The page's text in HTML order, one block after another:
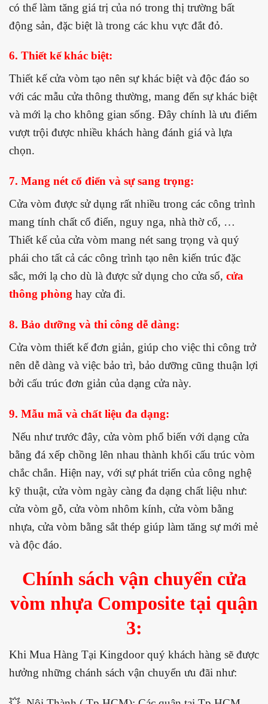
có thể làm tăng giá trị của nó trong thị trường bất
động sản, đặc biệt là trong các khu vực đắt đỏ.
6. Thiết kế khác biệt:
Thiết kế cửa vòm tạo nên sự khác biệt và độc đáo so
với các mẫu cửa thông thường, mang đến sự khác biệt
và mới lạ cho không gian sống. Đây chính là ưu điểm
vượt trội được nhiều khách hàng đánh giá và lựa
chọn.
7. Mang nét cổ điển và sự sang trọng:
Cửa vòm được sử dụng rất nhiều trong các công trình
mang tính chất cổ điển, nguy nga, nhà thờ cổ, …
Thiết kế của cửa vòm mang nét sang trọng và quý
phái cho tất cả các công trình tạo nên kiến trúc đặc
sắc, mới lạ cho dù là được sử dụng cho cửa sổ, cửa
thông phòng hay cửa đi.
8. Bảo dưỡng và thi công dễ dàng:
Cửa vòm thiết kế đơn giản, giúp cho việc thi công trở
nên dễ dàng và việc bảo trì, bảo dưỡng cũng thuận lợi
bởi cấu trúc đơn giản của dạng cửa này.
9. Mẫu mã và chất liệu đa dạng:
Nếu như trước đây, cửa vòm phổ biến với dạng cửa
bằng đá xếp chồng lên nhau thành khối cấu trúc vòm
chắc chắn. Hiện nay, với sự phát triển của công nghệ
kỹ thuật, cửa vòm ngày càng đa dạng chất liệu như:
cửa vòm gỗ, cửa vòm nhôm kính, cửa vòm bằng
nhựa, cửa vòm bằng sắt thép giúp làm tăng sự mới mẻ
và độc đáo.
Chính sách vận chuyển cửa
vòm nhựa Composite tại quận
3:
Khi Mua Hàng Tại Kingdoor quý khách hàng sẽ được
hưởng những chánh sách vận chuyển ưu đãi như: